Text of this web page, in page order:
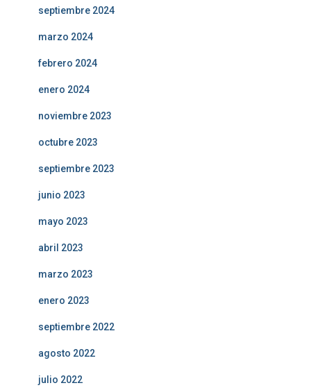
septiembre 2024
marzo 2024
febrero 2024
enero 2024
noviembre 2023
octubre 2023
septiembre 2023
junio 2023
mayo 2023
abril 2023
marzo 2023
enero 2023
septiembre 2022
agosto 2022
julio 2022